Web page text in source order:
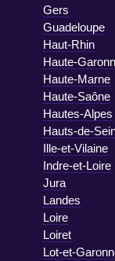
Gers
Guadeloupe
Haut-Rhin
Haute-
Haute-Marne
Haute-Saône
Hautes-Alpes
Hauts-de-
Ille-et-Vilaine
Indre-et-Loire
Jura
Landes
Loire
Loiret
Lot-et-